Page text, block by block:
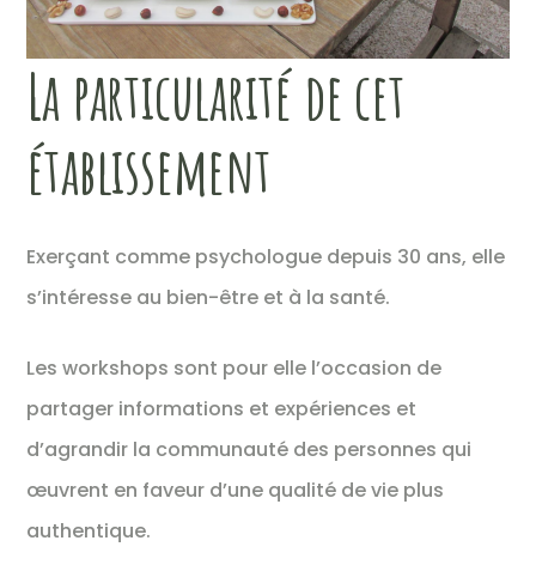
La particularité de cet
établissement
Exerçant comme psychologue depuis 30 ans, elle
s’intéresse au bien-être et à la santé.
Les workshops sont pour elle l’occasion de
partager informations et expériences et
d’agrandir la communauté des personnes qui
œuvrent en faveur d’une qualité de vie plus
authentique.